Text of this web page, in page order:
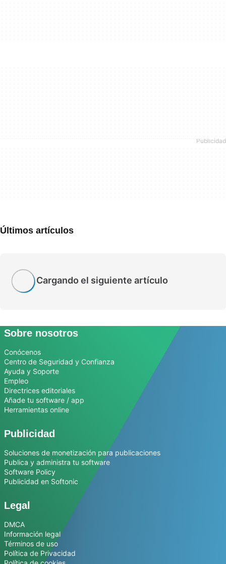
Últimos artículos
Cargando el siguiente artículo
Sobre nosotros
Conócenos
Centro de Seguridad y Confianza
Ayuda y Soporte
Empleo
Directrices editoriales
Añade tu software / app
Herramientas online
Publicidad
Soluciones de monetización para publicaciones
Publica y administra tu software
Software Policy
Publicidad en Softonic
Legal
DMCA
Información legal
Términos de uso
Política de Privacidad